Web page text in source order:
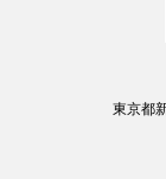
東京都